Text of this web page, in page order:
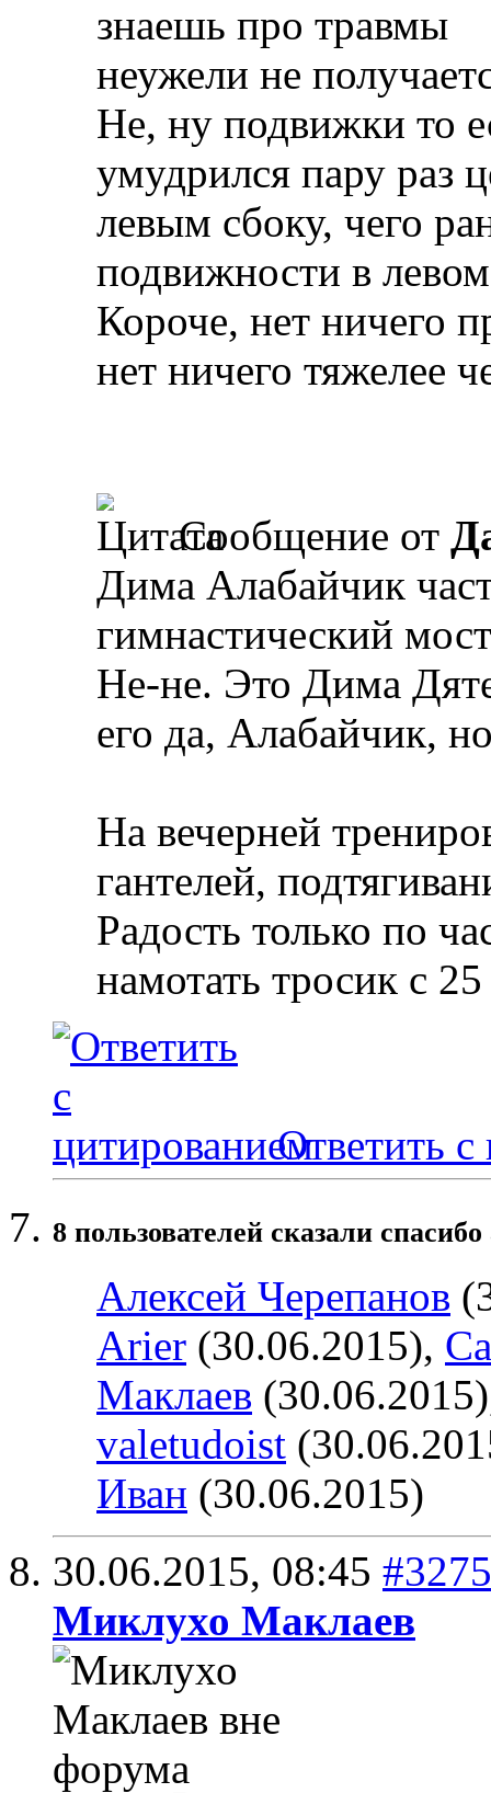
знаешь про травмы
неужели не
Не, ну подвижки то
умудрился пару раз
левым сбоку, чего
подвижности в
Короче, нет ничего
нет ничего тяжелее
Сообщение от
Дима Алабайчик
гимнастический
Не-не. Это Дима
его да, Алабайчик,
На вечерней
гантелей,
Радость только по
намотать тросик с 25
Ответить с
8 пользователей сказали
Алексей Черепанов
Arier (30.06.2015),
Маклаев
valetudoist
Иван (30.06.2015)
30.06.2015, 08:45 #3275
Миклухо Маклаев